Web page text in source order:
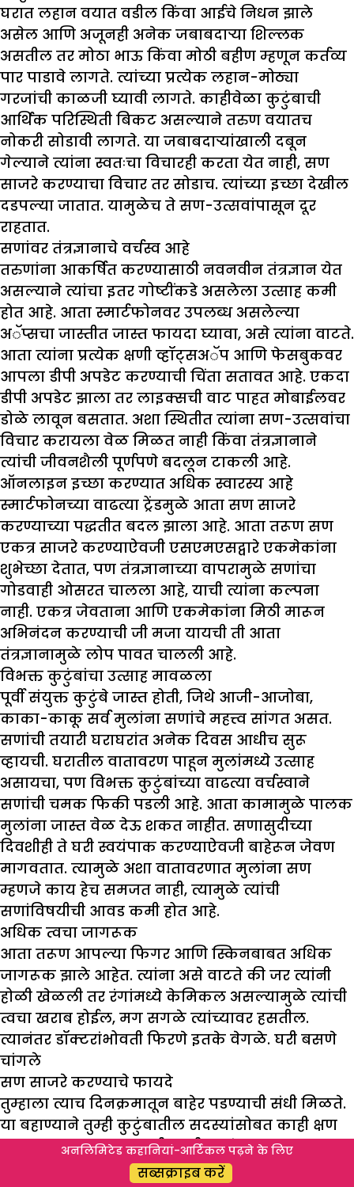
घरात लहान वयात वडील किंवा आईचे निधन झाले
असेल आणि अजूनही अनेक जबाबदाऱ्या शिल्लक
असतील तर मोठा भाऊ किंवा मोठी बहीण म्हणून कर्तव्य
पार पाडावे लागते. त्यांच्या प्रत्येक लहान-मोठ्या
गरजांची काळजी घ्यावी लागते. काहीवेळा कुटुंबाची
आर्थिक परिस्थिती बिकट असल्याने तरुण वयातच
नोकरी सोडावी लागते. या जबाबदाऱ्यांखाली दबून
गेल्याने त्यांना स्वतःचा विचारही करता येत नाही, सण
साजरे करण्याचा विचार तर सोडाच. त्यांच्या इच्छा देखील
दडपल्या जातात. यामुळेच ते सण-उत्सवांपासून दूर
राहतात.
सणांवर तंत्रज्ञानाचे वर्चस्व आहे
तरुणांना आकर्षित करण्यासाठी नवनवीन तंत्रज्ञान येत
असल्याने त्यांचा इतर गोष्टींकडे असलेला उत्साह कमी
होत आहे. आता स्मार्टफोनवर उपलब्ध असलेल्या
अॅप्सचा जास्तीत जास्त फायदा घ्यावा, असे त्यांना वाटते.
आता त्यांना प्रत्येक क्षणी व्हॉट्सअॅप आणि फेसबुकवर
आपला डीपी अपडेट करण्याची चिंता सतावत आहे. एकदा
डीपी अपडेट झाला तर लाइक्सची वाट पाहत मोबाईलवर
डोळे लावून बसतात. अशा स्थितीत त्यांना सण-उत्सवांचा
विचार करायला वेळ मिळत नाही किंवा तंत्रज्ञानाने
त्यांची जीवनशैली पूर्णपणे बदलून टाकली आहे.
ऑनलाइन इच्छा करण्यात अधिक स्वारस्य आहे
स्मार्टफोनच्या वाढत्या ट्रेंडमुळे आता सण साजरे
करण्याच्या पद्धतीत बदल झाला आहे. आता तरूण सण
एकत्र साजरे करण्याऐवजी एसएमएसद्वारे एकमेकांना
शुभेच्छा देतात, पण तंत्रज्ञानाच्या वापरामुळे सणांचा
गोडवाही ओसरत चालला आहे, याची त्यांना कल्पना
नाही. एकत्र जेवताना आणि एकमेकांना मिठी मारून
अभिनंदन करण्याची जी मजा यायची ती आता
तंत्रज्ञानामुळे लोप पावत चालली आहे.
विभक्त कुटुंबांचा उत्साह मावळला
पूर्वी संयुक्त कुटुंबे जास्त होती, जिथे आजी-आजोबा,
काका-काकू सर्व मुलांना सणांचे महत्त्व सांगत असत.
सणांची तयारी घराघरांत अनेक दिवस आधीच सुरू
व्हायची. घरातील वातावरण पाहून मुलांमध्ये उत्साह
असायचा, पण विभक्त कुटुंबांच्या वाढत्या वर्चस्वाने
सणांची चमक फिकी पडली आहे. आता कामामुळे पालक
मुलांना जास्त वेळ देऊ शकत नाहीत. सणासुदीच्या
दिवशीही ते घरी स्वयंपाक करण्याऐवजी बाहेरून जेवण
मागवतात. त्यामुळे अशा वातावरणात मुलांना सण
म्हणजे काय हेच समजत नाही, त्यामुळे त्यांची
सणांविषयीची आवड कमी होत आहे.
अधिक त्वचा जागरूक
आता तरूण आपल्या फिगर आणि स्किनबाबत अधिक
जागरूक झाले आहेत. त्यांना असे वाटते की जर त्यांनी
होळी खेळली तर रंगांमध्ये केमिकल असल्यामुळे त्यांची
त्वचा खराब होईल, मग सगळे त्यांच्यावर हसतील.
त्यानंतर डॉक्टरांभोवती फिरणे इतके वेगळे. घरी बसणे
चांगले
सण साजरे करण्याचे फायदे
तुम्हाला त्याच दिनक्रमातून बाहेर पडण्याची संधी मिळते.
या बहाण्याने तुम्ही कुटुंबातील सदस्यांसोबत काही क्षण
घालवू शकता. या आठवणी काही क्षणांच्या नसून
आयुष्यभराच्या असतात, ज्या आठवून तुम्ही कठीण
अनलिमिटेड कहानियां-आर्टिकल पढ़ने के लिए
सब्सक्राइब करें